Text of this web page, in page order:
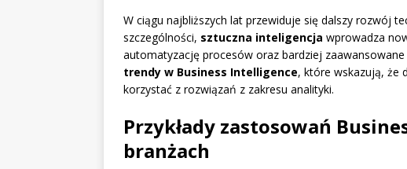
W ciągu najbliższych lat przewiduje się dalszy rozwój
szczególności, sztuczna inteligencja wprowadza
automatyzację procesów oraz bardziej
trendy w Business Intelligence, które wskazują, że
korzystać z rozwiązań z zakresu analityki.
Przykłady zastosowań
branżach